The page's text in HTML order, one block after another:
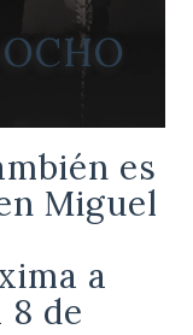
es
Miguel
a
de